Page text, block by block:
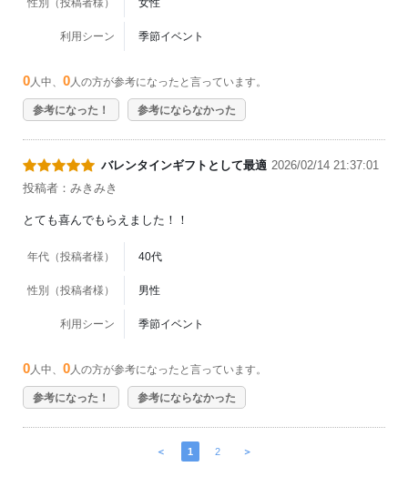
性別（投稿者様） 女性
利用シーン 季節イベント
0 人中、 0 人の方が参考になったと言っています。
参考になった！ 参考にならなかった
バレンタインギフトとして最適 2026/02/14 21:37:01
投稿者：みきみき
とても喜んでもらえました！！
年代（投稿者様） 40代
性別（投稿者様） 男性
利用シーン 季節イベント
0 人中、 0 人の方が参考になったと言っています。
参考になった！ 参考にならなかった
＜ 1 2 ＞